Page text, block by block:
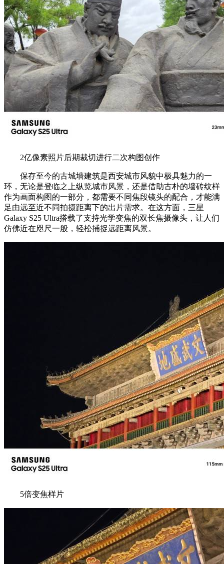
2亿像素照片后期裁切进行二次构图创作
保存至今的古城墙建筑是西安城市风貌中极具魅力的一
环，无论是登临之上纵览城市风景，还是借助古朴的墙砖纹样
作为画面构图的一部分，都需要不同焦段镜头的配合，才能满
足由远至近不同拍摄距离下的出片需求。在这方面，三星
Galaxy S25 Ultra搭载了支持光学变焦的双长焦摄像头，让人们
仿佛近在咫尺一般，轻松捕捉远距离风景。
5倍变焦样片